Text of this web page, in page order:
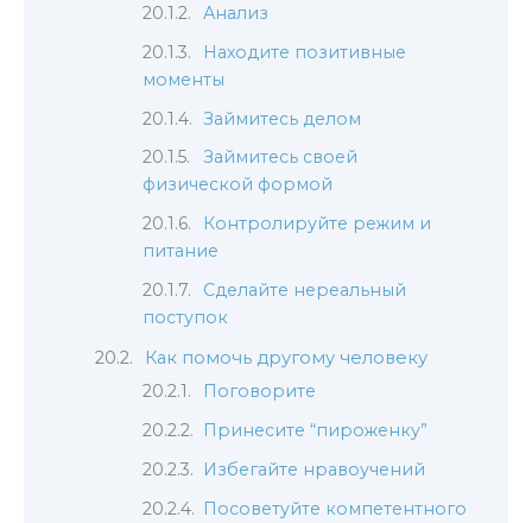
Анализ
Находите позитивные
моменты
Займитесь делом
Займитесь своей
физической формой
Контролируйте режим и
питание
Сделайте нереальный
поступок
Как помочь другому человеку
Поговорите
Принесите “пироженку”
Избегайте нравоучений
Посоветуйте компетентного